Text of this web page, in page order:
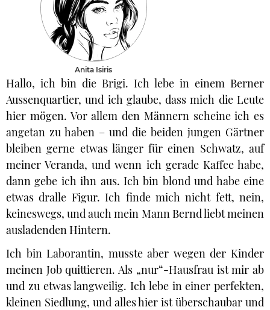
Anita Isiris
Hallo, ich bin die Brigi. Ich lebe in einem Berner
Aussenquartier, und ich glaube, dass mich die Leute
hier mögen. Vor allem den Männern scheine ich es
angetan zu haben – und die beiden jungen Gärtner
bleiben gerne etwas länger für einen Schwatz, auf
meiner Veranda, und wenn ich gerade Kaffee habe,
dann gebe ich ihn aus. Ich bin blond und habe eine
etwas dralle Figur. Ich finde mich nicht fett, nein,
keineswegs, und auch mein Mann Bernd liebt meinen
ausladenden Hintern.
Ich bin Laborantin, musste aber wegen der Kinder
meinen Job quittieren. Als „nur“-Hausfrau ist mir ab
und zu etwas langweilig. Ich lebe in einer perfekten,
kleinen Siedlung, und alles hier ist überschaubar und